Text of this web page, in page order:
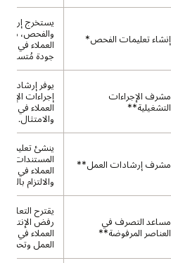
إنشاء تعليمات الفحص*
يستخرج
والفحص، مما
العملاء في
جودة مُتسقة.
مشرف الإجراءات
التشغيلية**
يوفر
إجراءات
العملاء في
والامتثال.
مشرف إرشادات العمل**
ينشئ
المستندات،
العملاء في
والالتزام
مساعد التصرف في
العناصر المرفوضة**
يقترح
رفض الإنتاج،
العملاء في
العمل وتحسين